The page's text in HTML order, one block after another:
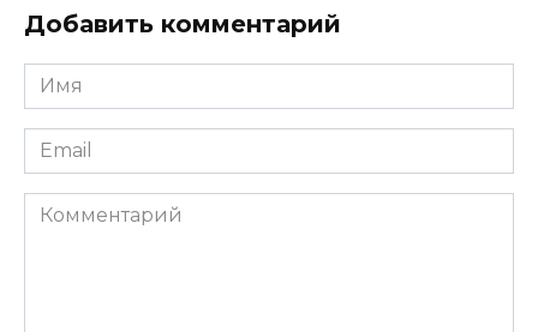
Добавить комментарий
Имя
*
Email
*
Комментарий